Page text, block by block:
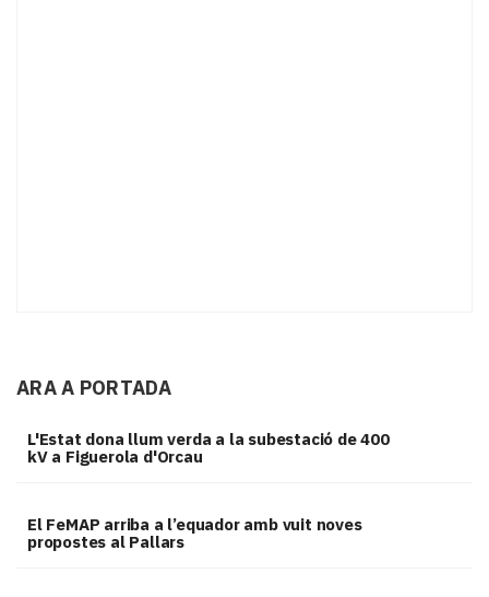
ARA A PORTADA
L'Estat dona llum verda a la subestació de 400
kV a Figuerola d'Orcau
El FeMAP arriba a l’equador amb vuit noves
propostes al Pallars